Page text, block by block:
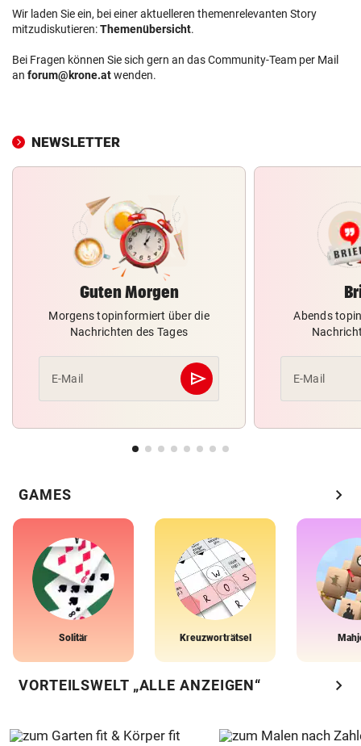
Wir laden Sie ein, bei einer aktuelleren themenrelevanten Story
mitzudiskutieren:Themenübersicht.
Bei Fragen können Sie sich gern an das Community-Team per Mail
an forum@krone.atwenden.
NEWSLETTER
Guten Morgen
Morgens topinformiert über die
Nachrichten des Tages
E-Mail send
Abschicken
Abends
E-Mail
GAMES chevron_right
Solitär Kreuzworträtsel
VORTEILSWELT „ALLE ANZEIGEN“ chevron_right